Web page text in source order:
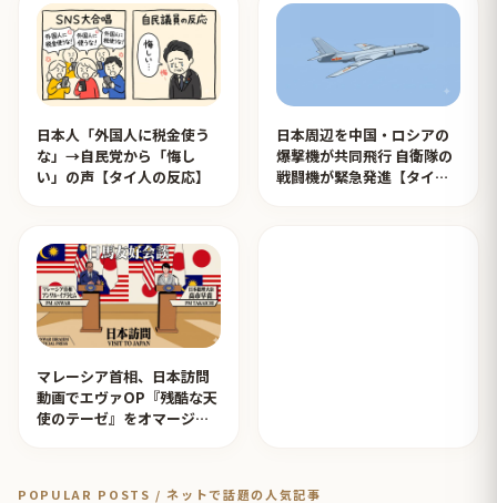
日本人「外国人に税金使う
な」→自民党から「悔し
い」の声【タイ人の反応】
日本周辺を中国・ロシアの
爆撃機が共同飛行 自衛隊の
戦闘機が緊急発進【タイ人
マレーシア首相、日本訪問
動画でエヴァOP『残酷な天
使のテーゼ』をオマージュ
POPULAR POSTS / ネットで話題の人気記事